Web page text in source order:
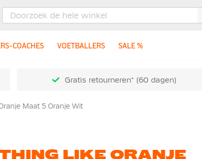
COACHES VOETBALLERS SALE %
Gratis retourneren* (60 dagen)
Maat 5 Oranje Wit
LIKE ORANJE